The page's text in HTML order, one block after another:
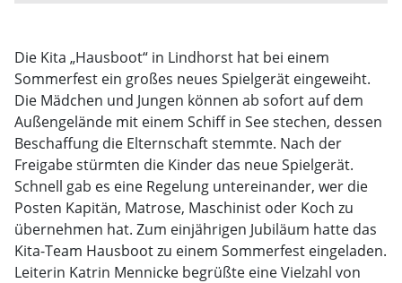
Die Kita „Hausboot“ in Lindhorst hat bei einem
Sommerfest ein großes neues Spielgerät eingeweiht.
Die Mädchen und Jungen können ab sofort auf dem
Außengelände mit einem Schiff in See stechen, dessen
Beschaffung die Elternschaft stemmte. Nach der
Freigabe stürmten die Kinder das neue Spielgerät.
Schnell gab es eine Regelung untereinander, wer die
Posten Kapitän, Matrose, Maschinist oder Koch zu
übernehmen hat. Zum einjährigen Jubiläum hatte das
Kita-Team Hausboot zu einem Sommerfest eingeladen.
Leiterin Katrin Mennicke begrüßte eine Vielzahl von